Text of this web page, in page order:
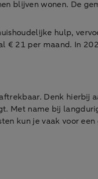
blijven wonen. De
hulp,
21 per maand. In
Denk
Met name bij
kun je vaak voor